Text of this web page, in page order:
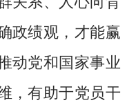
政绩观，才能赢
动党和国家事业
，有助于党员干